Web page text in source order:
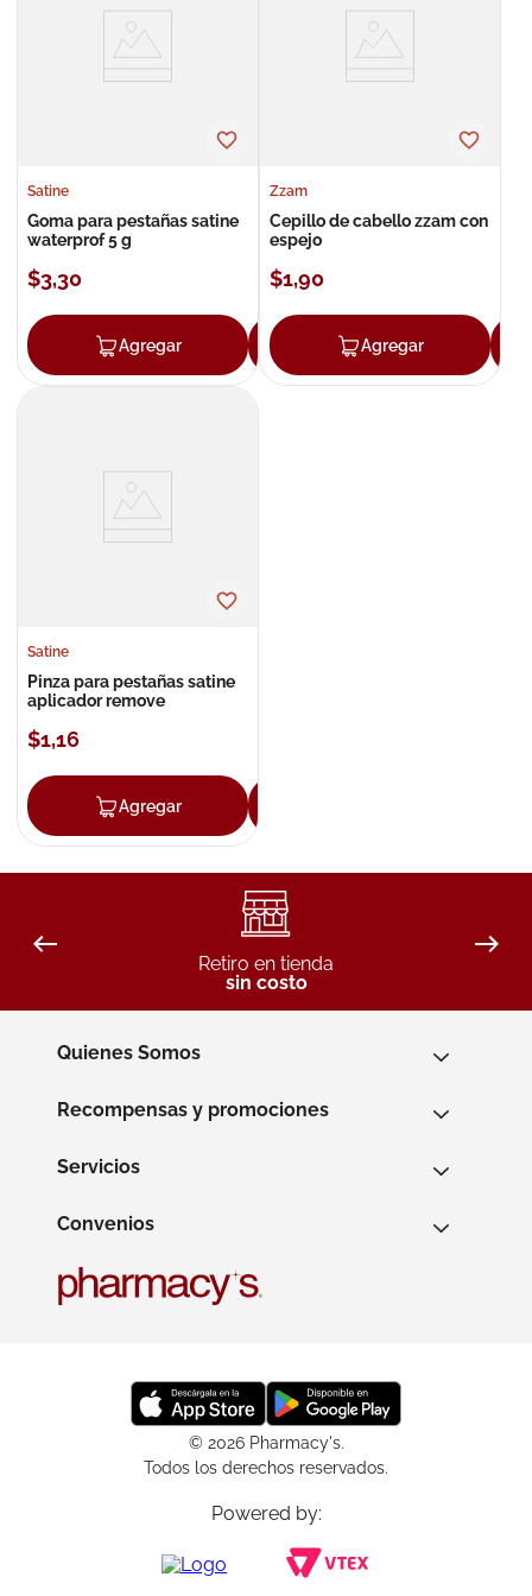
Satine
Goma para pestañas satine
waterprof 5 g
$3,30
Agregar Agregar
Zzam
Cepillo de cabello zzam con
espejo
$1,90
Agregar
Satine
Pinza para pestañas satine
aplicador remove
$1,16
Agregar
Retiro en tienda
sin costo
Quienes Somos
Recompensas y promociones
Servicios
Convenios
© 2026 Pharmacy's.
Todos los derechos reservados.
Powered by:
roche posay
megacistin